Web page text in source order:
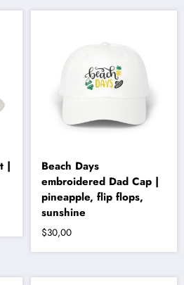
|
Beach Days
embroidered Dad Cap |
pineapple, flip flops,
sunshine
$30,00